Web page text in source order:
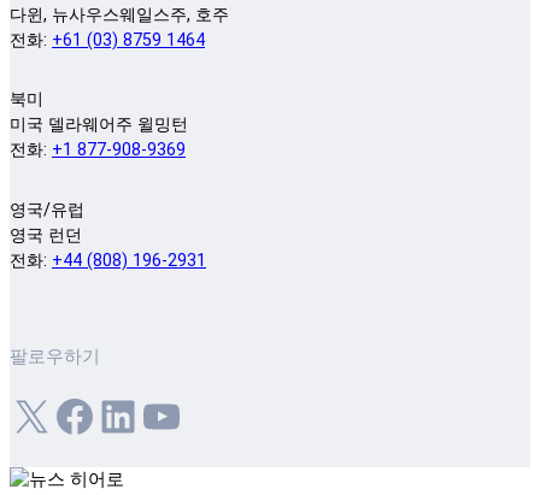
다윈, 뉴사우스웨일스주, 호주
전화: +61 (03) 8759 1464
북미
미국 델라웨어주 윌밍턴
전화: +1 877-908-9369
영국/유럽
영국 런던
전화: +44 (808) 196-2931
팔로우하기
X Facebook LinkedIn YouTube